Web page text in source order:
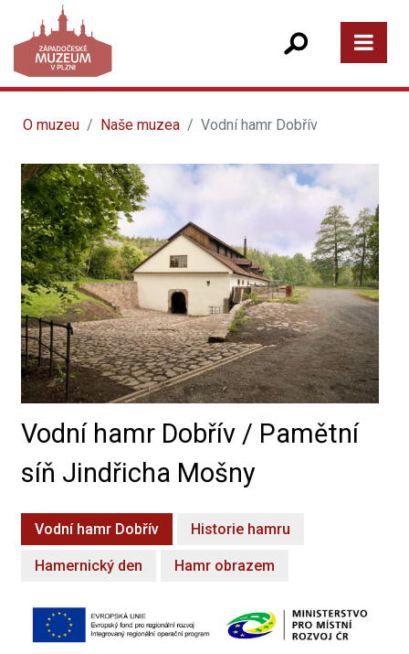
O muzeu Naše muzea Vodní hamr Dobřív
Vodní hamr Dobřív / Pamětní
síň Jindřicha Mošny
Vodní hamr Dobřív Historie hamru
Hamernický den Hamr obrazem